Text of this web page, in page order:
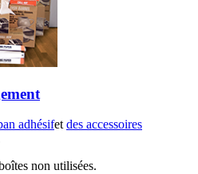
adhésifetdes accessoires
non utilisées.